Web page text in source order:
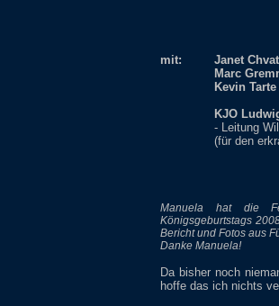
mit:
Janet
Marc
Kevin Tarte
KJO
- Leitung
(für den
Manuela hat die
Königsgeburtstags
Bericht und Fotos aus
Danke Manuela!
Da bisher noch
hoffe das ich nichts